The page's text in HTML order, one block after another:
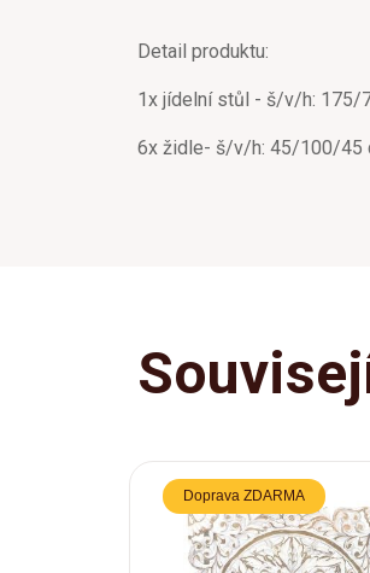
Detail produktu:
1x jídelní stůl - š/v/h: 175/
6x židle- š/v/h: 45/100/45
Doprava ZDARMA